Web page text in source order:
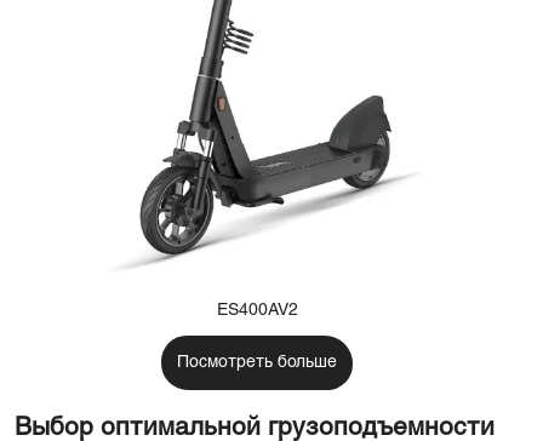
ES400AV2
Посмотреть больше
Выбор оптимальной грузоподъемности